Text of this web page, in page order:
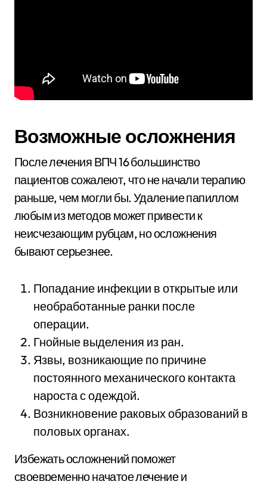
Возможные осложнения
После лечения ВПЧ 16 большинство
пациентов сожалеют, что не начали терапию
раньше, чем могли бы. Удаление папиллом
любым из методов может привести к
неисчезающим рубцам, но осложнения
бывают серьезнее.
Попадание инфекции в открытые или
необработанные ранки после
операции.
Гнойные выделения из ран.
Язвы, возникающие по причине
постоянного механического контакта
нароста с одеждой.
Возникновение раковых образований в
половых органах.
Избежать осложнений поможет
своевременно начатое лечение и